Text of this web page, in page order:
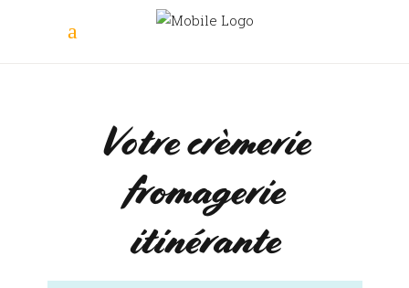
Votre crèmerie
fromagerie
itinérante